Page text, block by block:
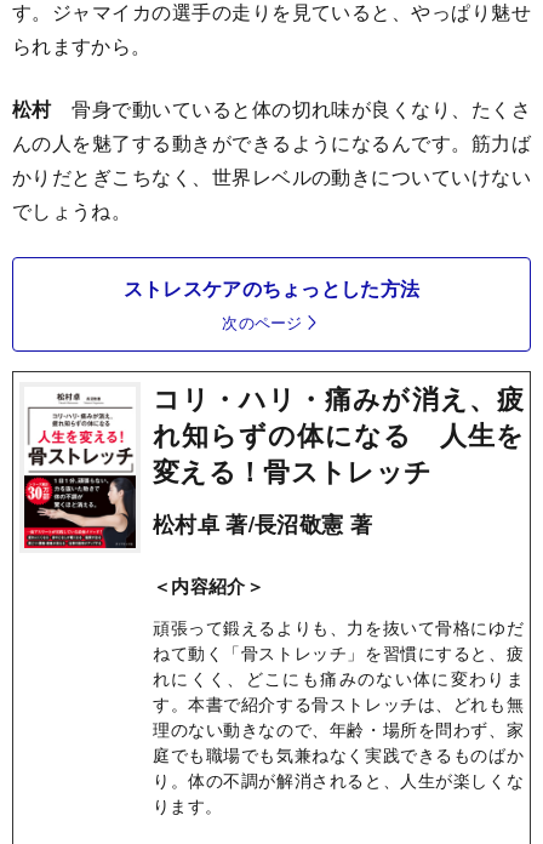
す。ジャマイカの選手の走りを見ていると、やっぱり魅せ
られますから。
松村骨身で動いていると体の切れ味が良くなり、たくさ
んの人を魅了する動きができるようになるんです。筋力ば
かりだとぎこちなく、世界レベルの動きについていけない
でしょうね。
ストレスケアのちょっとした方法
次のページ
コリ・ハリ・痛みが消え、疲
れ知らずの体になる 人生を
変える！骨ストレッチ
松村卓 著/長沼敬憲 著
＜内容紹介＞
頑張って鍛えるよりも、力を抜いて骨格にゆだ
ねて動く「骨ストレッチ」を習慣にすると、疲
れにくく、どこにも痛みのない体に変わりま
す。本書で紹介する骨ストレッチは、どれも無
理のない動きなので、年齢・場所を問わず、家
庭でも職場でも気兼ねなく実践できるものばか
り。体の不調が解消されると、人生が楽しくな
ります。